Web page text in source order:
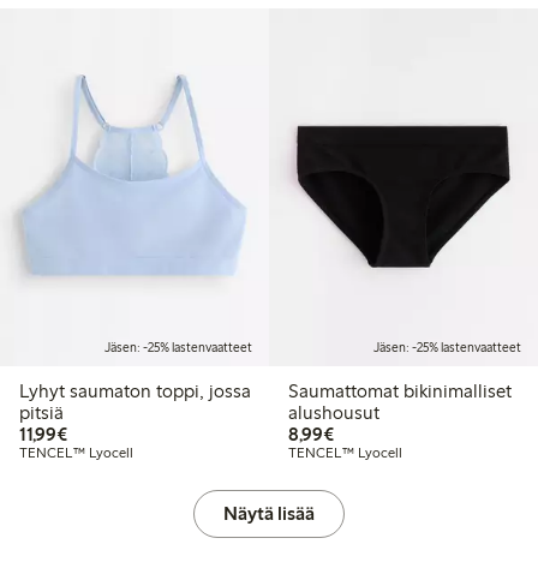
Jäsen: -25% lastenvaatteet
Lyhyt saumaton toppi, jossa
pitsiä
11,99€11,99 €
TENCEL™ Lyocell
Jäsen: -25% lastenvaatteet
Saumattomat bikinimalliset
alushousut
8,99€8,99 €
TENCEL™ Lyocell
Näytä lisää